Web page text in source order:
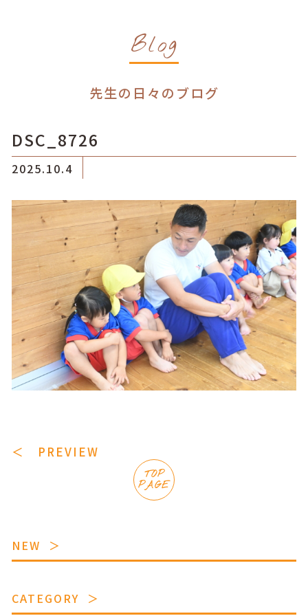
Blog
先生の日々のブログ
DSC_8726
2025.10.4
＜ PREVIEW
TOP
PAGE
NEW
CATEGORY